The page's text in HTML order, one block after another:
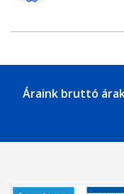
Áraink bruttó